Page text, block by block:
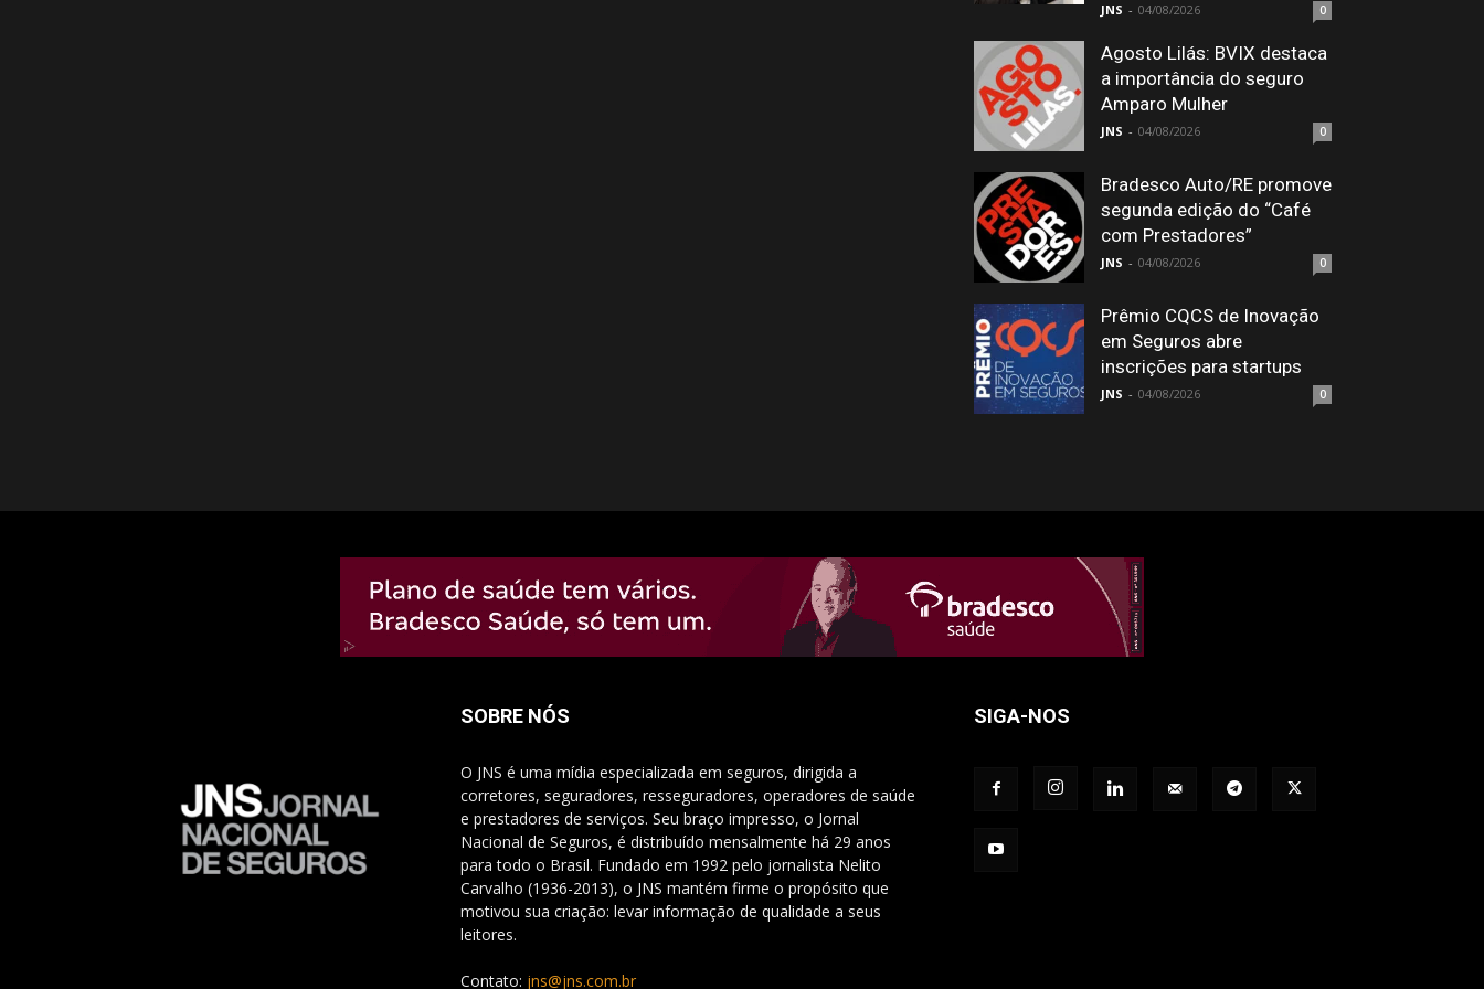
JNS - 04/08/2026 0
Agosto Lilás: BVIX destaca
a importância do seguro
Amparo Mulher
JNS - 04/08/2026 0
Bradesco Auto/RE promove
segunda edição do “Café
com Prestadores”
JNS - 04/08/2026 0
Prêmio CQCS de Inovação
em Seguros abre
inscrições para startups
JNS - 04/08/2026 0
SOBRE NÓS
O JNS é uma mídia especializada em seguros, dirigida a
corretores, seguradores, resseguradores, operadores de saúde
e prestadores de serviços. Seu braço impresso, o Jornal
Nacional de Seguros, é distribuído mensalmente há 29 anos
para todo o Brasil. Fundado em 1992 pelo jornalista Nelito
Carvalho (1936-2013), o JNS mantém firme o propósito que
motivou sua criação: levar informação de qualidade a seus
leitores.
Contato: jns@jns.com.br
SIGA-NOS